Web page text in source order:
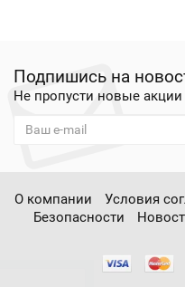
Подпишись на
Не пропусти новые
О компании Условия
Безопасности